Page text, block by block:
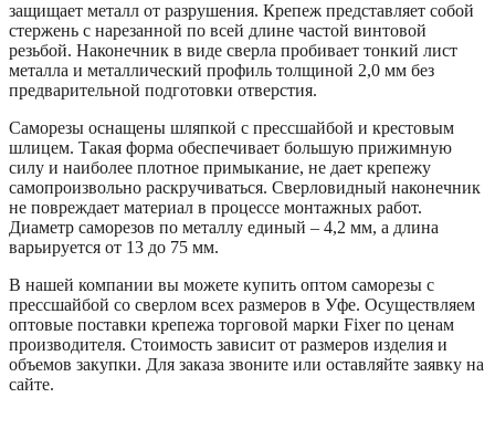
защищает металл от разрушения. Крепеж представляет собой
стержень с нарезанной по всей длине частой винтовой
резьбой. Наконечник в виде сверла пробивает тонкий лист
металла и металлический профиль толщиной 2,0 мм без
предварительной подготовки отверстия.
Саморезы оснащены шляпкой с прессшайбой и крестовым
шлицем. Такая форма обеспечивает большую прижимную
силу и наиболее плотное примыкание, не дает крепежу
самопроизвольно раскручиваться. Сверловидный наконечник
не повреждает материал в процессе монтажных работ.
Диаметр саморезов по металлу единый – 4,2 мм, а длина
варьируется от 13 до 75 мм.
В нашей компании вы можете купить оптом саморезы с
прессшайбой со сверлом всех размеров в Уфе. Осуществляем
оптовые поставки крепежа торговой марки Fixer по ценам
производителя. Стоимость зависит от размеров изделия и
объемов закупки. Для заказа звоните или оставляйте заявку на
сайте.